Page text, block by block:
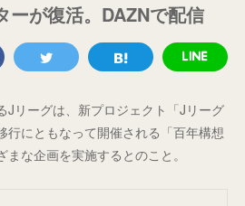
ーが復活。DAZNで配信
Jリーグは、新プロジェクト「Jリーグ
行にともなって開催される「百年構想
な企画を実施するとのこと。